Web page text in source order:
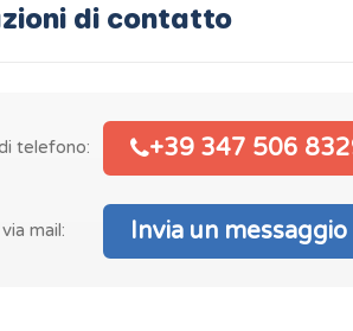
di contatto
telefono: +39 347 506
mail: Invia un messaggio